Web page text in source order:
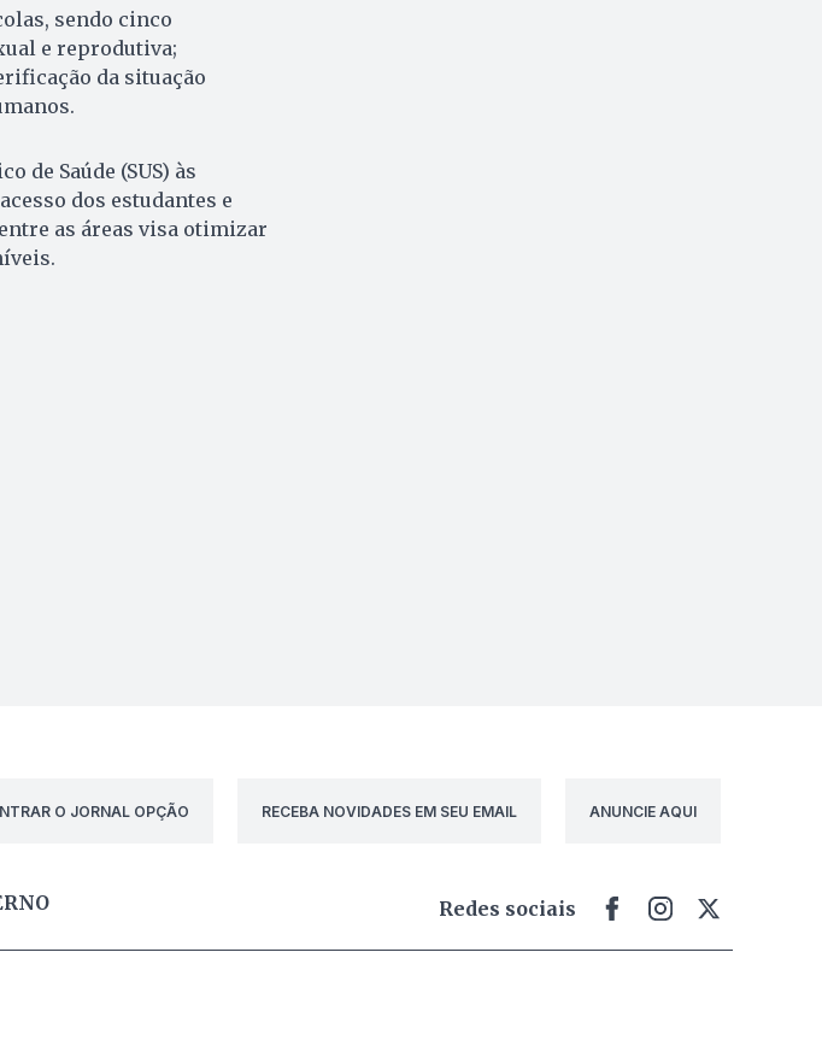
sendo cinco
e reprodutiva;
da situação
de Saúde (SUS) às
dos estudantes e
as áreas visa otimizar
O JORNAL OPÇÃO
RECEBA NOVIDADES EM SEU EMAIL ANUNCIE AQUI
Redes sociais